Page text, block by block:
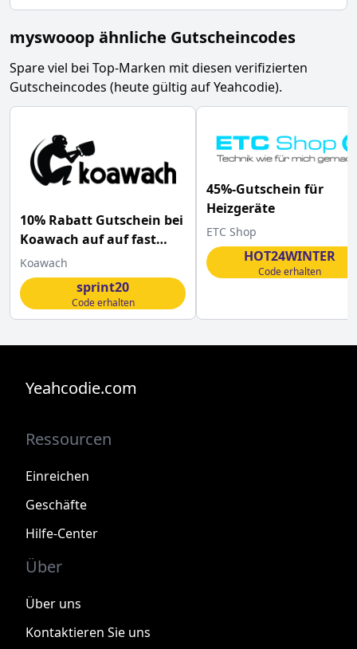
myswooop ähnliche Gutscheincodes
Spare viel bei Top-Marken mit diesen verifizierten
Gutscheincodes (heute gültig auf Yeahcodie).
10% Rabatt Gutschein bei
Koawach auf auf fast
alles
Koawach
sprint20
Code erhalten
45%-Gutschein für
Heizgeräte
ETC Shop
HOT24WINTER
Code erhalten
Yeahcodie.com
Ressourcen
Einreichen
Geschäfte
Hilfe-Center
Über
Über uns
Kontaktieren Sie uns